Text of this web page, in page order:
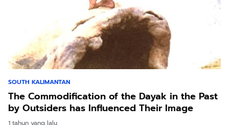
SOUTH KALIMANTAN
The Commodification of the Dayak in the Past
by Outsiders has Influenced Their Image
1 tahun yang lalu